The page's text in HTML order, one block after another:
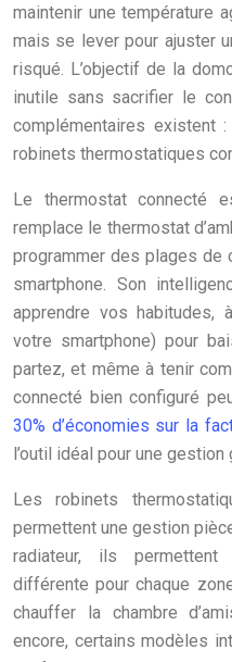
maintenir une température
mais se lever pour ajuster
risqué. L’objectif de la
inutile sans sacrifier le
complémentaires existent
robinets thermostatiques
Le thermostat connecté
remplace le thermostat
programmer des plages de
smartphone. Son
apprendre vos habitudes,
votre smartphone) pour
partez, et même à tenir
connecté bien configuré
30% d’économies sur la
l’outil idéal pour une gestion
Les robinets
permettent une gestion
radiateur, ils
différente pour chaque
chauffer la chambre
encore, certains modèles